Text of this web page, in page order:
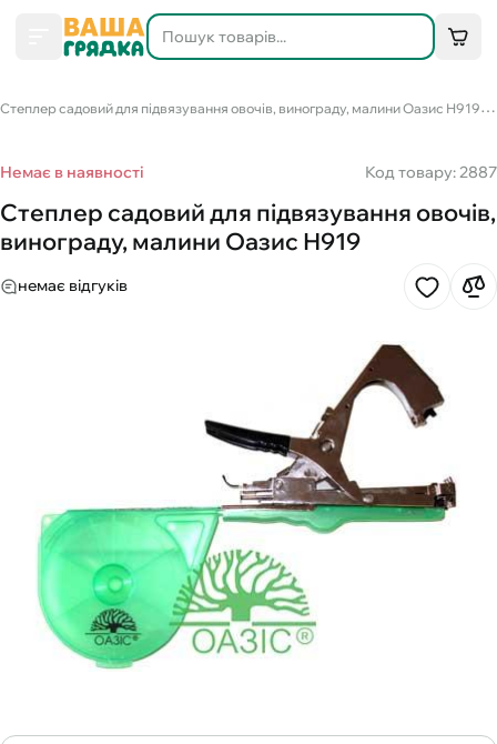
С
теплер садовий для підвязування овочів, винограду, малини Оазис Н919
Немає в наявності Код товару: 2887
Степлер садовий для підвязування овочів,
винограду, малини Оазис Н919
немає відгуків